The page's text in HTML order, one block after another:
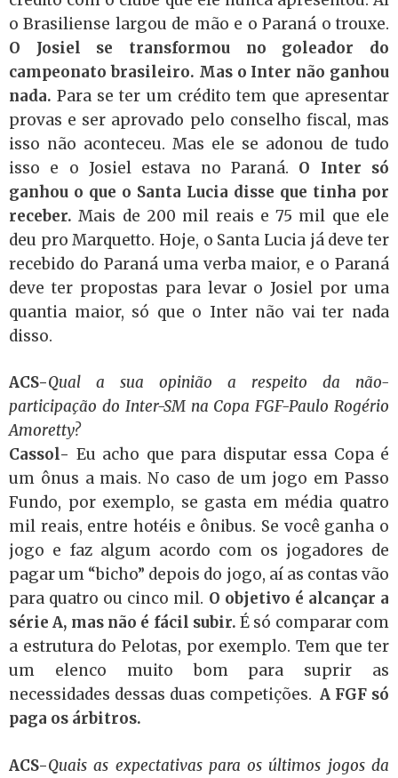
o Brasiliense largou de mão e o Paraná o trouxe.
O Josiel se transformou no goleador do
campeonato brasileiro. Mas o Inter não ganhou
nada. Para se ter um crédito tem que apresentar
provas e ser aprovado pelo conselho fiscal, mas
isso não aconteceu. Mas ele se adonou de tudo
isso e o Josiel estava no Paraná. O Inter só
ganhou o que o Santa Lucia disse que tinha por
receber. Mais de 200 mil reais e 75 mil que ele
deu pro Marquetto. Hoje, o Santa Lucia já deve ter
recebido do Paraná uma verba maior, e o Paraná
deve ter propostas para levar o Josiel por uma
quantia maior, só que o Inter não vai ter nada
disso.
ACS-Qual a sua opinião a respeito da não-
participação do Inter-SM na Copa FGF-Paulo Rogério
Amoretty?
Cassol- Eu acho que para disputar essa Copa é
um ônus a mais. No caso de um jogo em Passo
Fundo, por exemplo, se gasta em média quatro
mil reais, entre hotéis e ônibus. Se você ganha o
jogo e faz algum acordo com os jogadores de
pagar um “bicho” depois do jogo, aí as contas vão
para quatro ou cinco mil. O objetivo é alcançar a
série A, mas não é fácil subir. É só comparar com
a estrutura do Pelotas, por exemplo. Tem que ter
um elenco muito bom para suprir as
necessidades dessas duas competições.A FGF só
paga os árbitros.
ACS-Quais as expectativas para os últimos jogos da